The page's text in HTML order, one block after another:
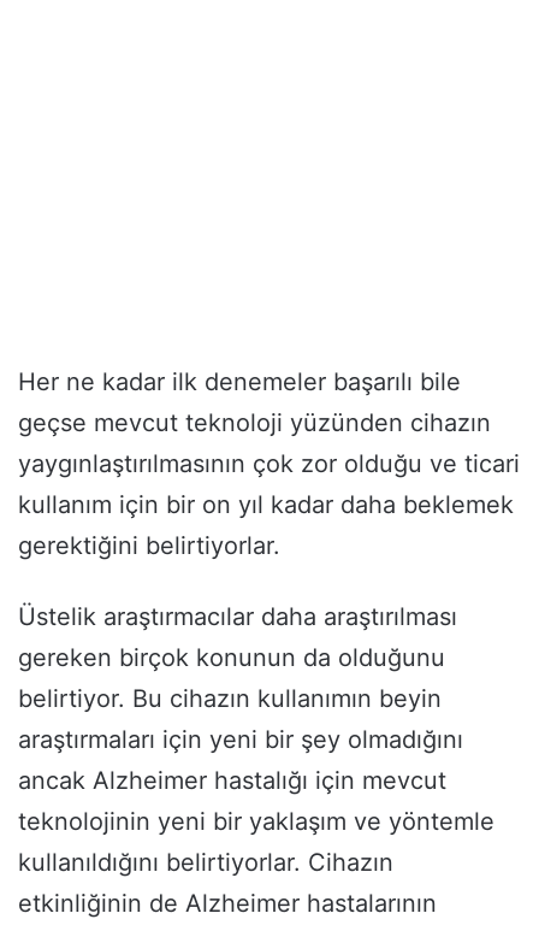
Her ne kadar ilk denemeler başarılı bile
geçse mevcut teknoloji yüzünden cihazın
yaygınlaştırılmasının çok zor olduğu ve ticari
kullanım için bir on yıl kadar daha beklemek
gerektiğini belirtiyorlar.
Üstelik araştırmacılar daha araştırılması
gereken birçok konunun da olduğunu
belirtiyor. Bu cihazın kullanımın beyin
araştırmaları için yeni bir şey olmadığını
ancak Alzheimer hastalığı için mevcut
teknolojinin yeni bir yaklaşım ve yöntemle
kullanıldığını belirtiyorlar. Cihazın
etkinliğinin de Alzheimer hastalarının